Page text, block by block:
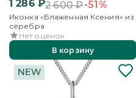
1 286₽2 600₽-51%
Иконка «Блаженная Ксения» из
серебра
Нет оценок
В корзину